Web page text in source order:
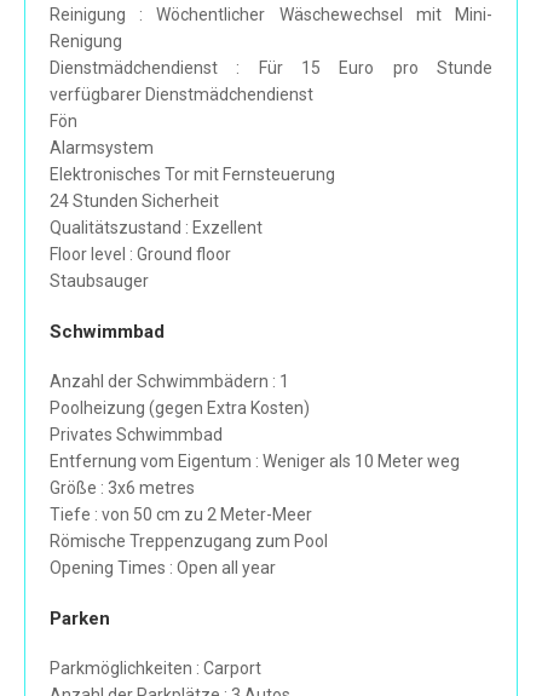
Reinigung : Wöchentlicher Wäschewechsel mit Mini-
Renigung
Dienstmädchendienst : Für 15 Euro pro Stunde
verfügbarer Dienstmädchendienst
Fön
Alarmsystem
Elektronisches Tor mit Fernsteuerung
24 Stunden Sicherheit
Qualitätszustand : Exzellent
Floor level : Ground floor
Staubsauger
Schwimmbad
Anzahl der Schwimmbädern : 1
Poolheizung (gegen Extra Kosten)
Privates Schwimmbad
Entfernung vom Eigentum : Weniger als 10 Meter weg
Größe : 3x6 metres
Tiefe : von 50 cm zu 2 Meter-Meer
Römische Treppenzugang zum Pool
Opening Times : Open all year
Parken
Parkmöglichkeiten : Carport